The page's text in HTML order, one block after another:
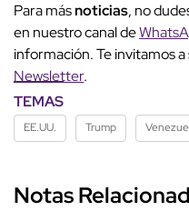
Para másnoticias, no
en nuestro canal de
información. Te invitamos
Newsletter.
TEMAS
EE.UU. Trump
Notas